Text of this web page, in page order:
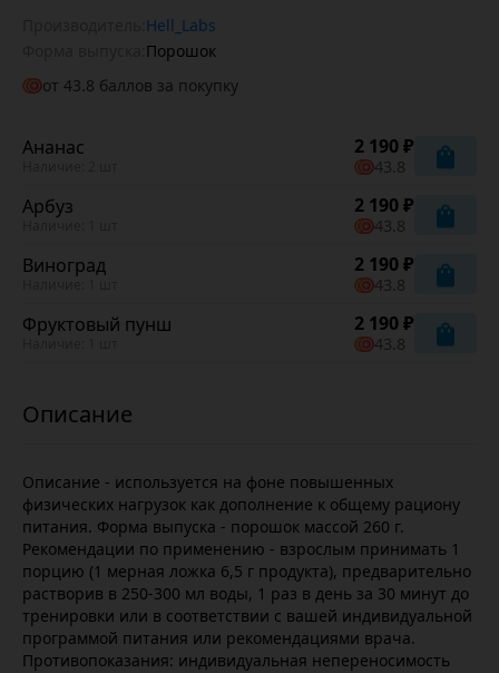
Hell_Labs
Порошок
от 43.8 баллов за покупку
Ананас 2 190 ₽
43.8
Арбуз 2 190 ₽
43.8
Виноград 2 190 ₽
43.8
Фруктовый пунш 2 190 ₽
43.8
Описание - используется на фоне повышенных
физических нагрузок как дополнение к общему рациону
питания. Форма выпуска - порошок массой 260 г.
Рекомендации по применению - взрослым принимать 1
порцию (1 мерная ложка 6,5 г продукта), предварительно
растворив в 250-300 мл воды, 1 раз в день за 30 минут до
тренировки или в соответствии с вашей индивидуальной
программой питания или рекомендациями врача.
Противопоказания: индивидуальная непереносимость